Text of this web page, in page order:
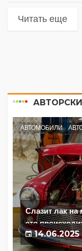
Читать еще
АВТОМОБИЛИ
Слазит лак
это
14.06.2025